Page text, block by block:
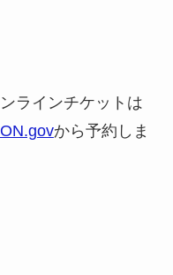
ラインチケットは
から予約しま